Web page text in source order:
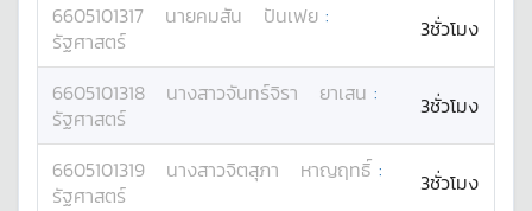
6605101317 นายคมสัน ปันเฟย :
รัฐศาสตร์
3ชั่วโมง
6605101318 นางสาวจันทร์จิรา ยาเสน :
รัฐศาสตร์
3ชั่วโมง
6605101319 นางสาวจิตสุภา หาญฤทธิ์ :
รัฐศาสตร์
3ชั่วโมง